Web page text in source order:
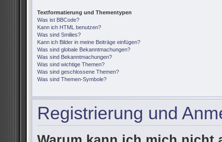
Textformatierung und Thementypen
Was ist BBCode?
Kann ich HTML benutzen?
Was sind Smilies?
Kann ich Bilder in meine Beiträge einfügen?
Was sind globale Bekanntmachungen?
Was sind Bekanntmachungen?
Was sind wichtige Themen?
Was sind geschlossene Themen?
Was sind Themen-Symbole?
Registrierung und